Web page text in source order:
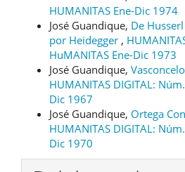
HUMANITAS Ene-Dic 1974
José Guandique, De
por Heidegger ,
HuMANITAS Ene-Dic 1973
José Guandique,
HUMANITAS DIGITAL:
Dic 1967
José Guandique, Ortega
HUMANITAS DIGITAL:
Dic 1970